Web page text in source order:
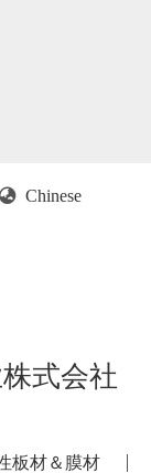
Chinese
式会社
板材＆膜材